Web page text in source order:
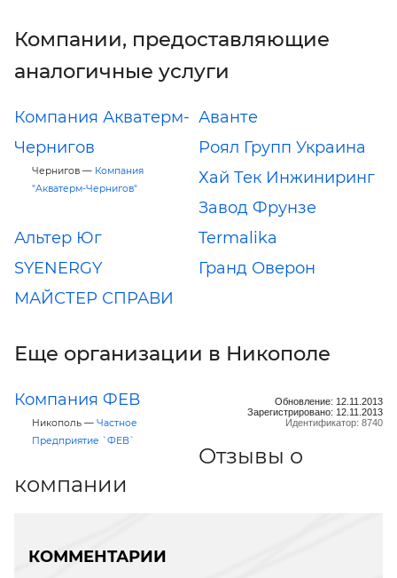
Компании, предоставляющие
аналогичные услуги
Компания Акватерм-
Чернигов
Чернигов — Компания
"Акватерм-Чернигов"
Аванте
Роял Групп Украина
Хай Тек Инжиниринг
Завод Фрунзе
Альтер Юг
Termalika
SYENERGY
Гранд Оверон
МАЙСТЕР СПРАВИ
Еще организации в Никополе
Компания ФЕВ
Никополь — Частное
Предприятие `ФЕВ`
Обновление: 12.11.2013
Зарегистрировано: 12.11.2013
Идентификатор: 8740
Отзывы о
компании
КОММЕНТАРИИ